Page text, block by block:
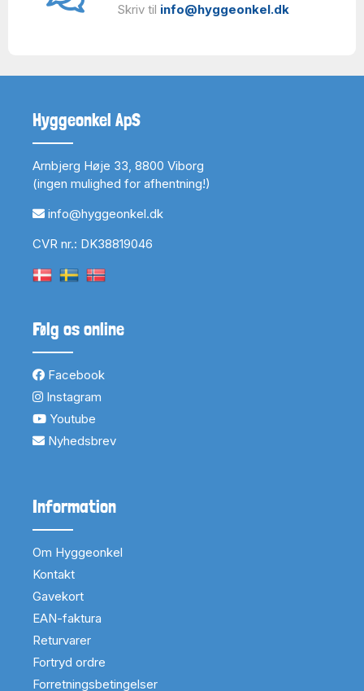
Skriv til info@hyggeonkel.dk
Hyggeonkel ApS
Arnbjerg Høje 33, 8800 Viborg
(ingen mulighed for afhentning!)
info@hyggeonkel.dk
CVR nr.: DK38819046
Følg os online
Facebook
Instagram
Youtube
Nyhedsbrev
Information
Om Hyggeonkel
Kontakt
Gavekort
EAN-faktura
Returvarer
Fortryd ordre
Forretningsbetingelser